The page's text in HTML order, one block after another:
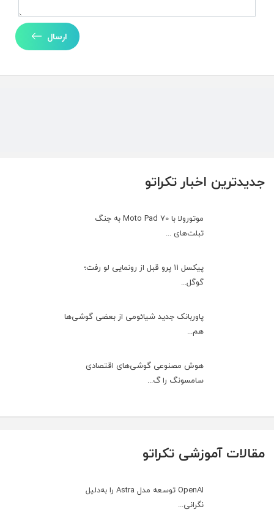
جدیدترین اخبار تکراتو
موتورولا با Moto Pad 70 به جنگ
تبلت‌های ...
پیکسل ۱۱ پرو قبل از رونمایی لو رفت؛
گوگل...
پاوربانک جدید شیائومی از بعضی گوشی‌ها
هم...
هوش مصنوعی گوشی‌های اقتصادی
سامسونگ را گ...
ارسال
مقالات آموزشی تکراتو
OpenAI توسعه مدل Astra را به‌دلیل
نگرانی...